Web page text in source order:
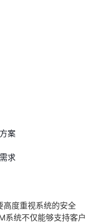
案
求
高度重视系统的安全
系统不仅能够支持客户